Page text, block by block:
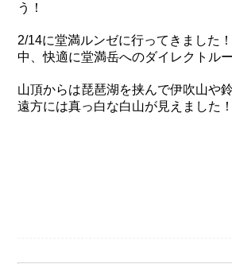
う！
2/14に堂満ルンゼに行ってきました
中、快適に堂満岳へのダイレクトル
山頂からは琵琶湖を挟んで伊吹山や
遠方には真っ白な白山が見えました！